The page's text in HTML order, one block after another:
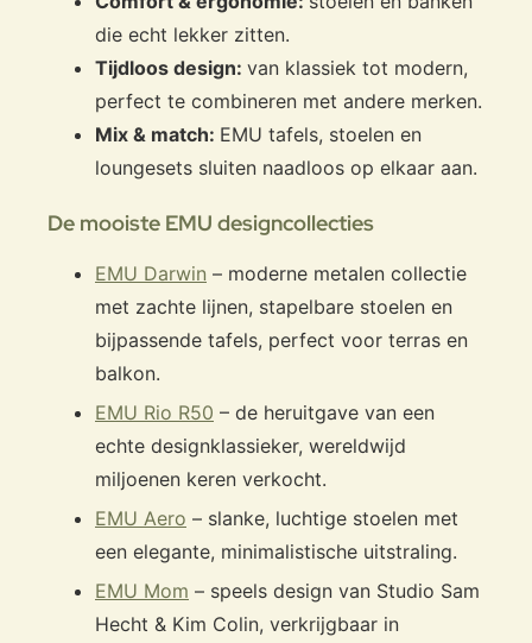
die echt lekker zitten.
Tijdloos design: van klassiek tot modern,
perfect te combineren met andere merken.
Mix & match: EMU tafels, stoelen en
loungesets sluiten naadloos op elkaar aan.
De mooiste EMU designcollecties
EMU Darwin – moderne metalen collectie
met zachte lijnen, stapelbare stoelen en
bijpassende tafels, perfect voor terras en
balkon.
EMU Rio R50 – de heruitgave van een
echte designklassieker, wereldwijd
miljoenen keren verkocht.
EMU Aero – slanke, luchtige stoelen met
een elegante, minimalistische uitstraling.
EMU Mom – speels design van Studio Sam
Hecht & Kim Colin, verkrijgbaar in